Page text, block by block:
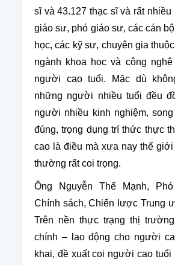
sĩ và 43.127 thạc sĩ và rất nhiều
giáo sư, phó giáo sư, các cán
học, các kỹ sư, chuyên gia
ngành khoa học và công
người cao tuổi. Mặc dù
những người nhiều tuổi đều
người nhiều kinh nghiệm,
đúng, trọng dụng trí thức thực
cao là điều mà xưa nay thế giới
thường rất coi trọng.
Ông Nguyễn Thế Mạnh,
Chính sách, Chiến lược Trung
Trên nền thực trạng thị
chính – lao động cho người
khai, đề xuất coi người cao tuổi